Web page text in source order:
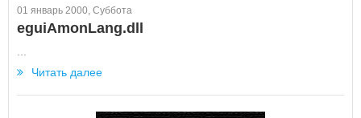
01 январь 2000, Суббота
eguiAmonLang.dll
Читать далее